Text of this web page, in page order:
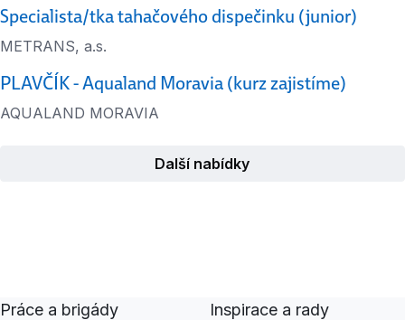
Specialista/tka tahačového dispečinku (junior)
METRANS, a.s.
PLAVČÍK - Aqualand Moravia (kurz zajistíme)
AQUALAND MORAVIA
Další nabídky
Práce a brigády Inspirace a rady